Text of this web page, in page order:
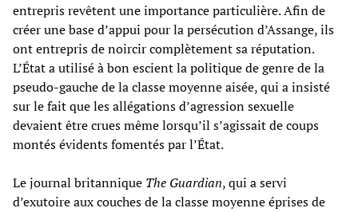
entrepris revêtent une importance particulière. Afin de
créer une base d’appui pour la persécution d’Assange, ils
ont entrepris de noircir complètement sa réputation.
L’État a utilisé à bon escient la politique de genre de la
pseudo-gauche de la classe moyenne aisée, qui a insisté
sur le fait que les allégations d’agression sexuelle
devaient être crues même lorsqu’il s’agissait de coups
montés évidents fomentés par l’État.
Le journal britannique The Guardian, qui a servi
d’exutoire aux couches de la classe moyenne éprises de